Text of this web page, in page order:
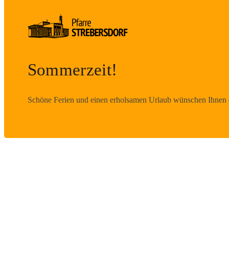
Sommerzeit!
Schöne Ferien und einen erholsamen Urlaub wünschen